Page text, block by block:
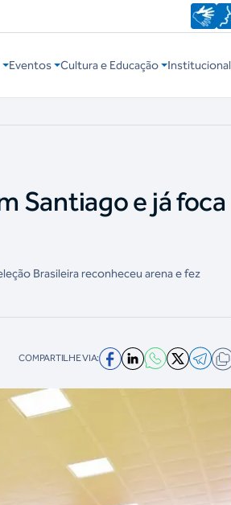
Eventos Cultura e Educação Institucional
Santiago e já foca
Brasileira reconheceu arena e fez
COMPARTILHE VIA: